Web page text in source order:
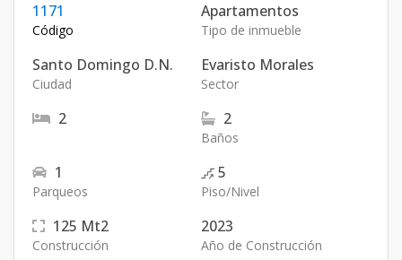
1171
Código
Apartamentos
Tipo de inmueble
Santo Domingo D.N.
Ciudad
Evaristo Morales
Sector
2 2
Baños
1
Parqueos
5
Piso/Nivel
125 Mt2
Construcción
2023
Año de Construcción